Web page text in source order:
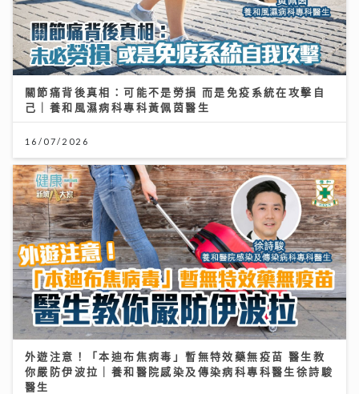
關節痛背後真相：可能不是勞損 而是免疫系統在攻擊自
己｜養和風濕病科專科黃佩茵醫生
16/07/2026
外遊注意！「本迪布焦病毒」暫無特效藥無疫苗 醫生教
你嚴防伊波拉｜養和醫院感染及傳染病科專科醫生徐詩駿
醫生